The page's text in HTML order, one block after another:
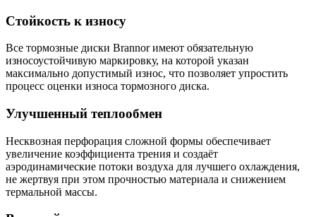
Стойкость к износу
Все тормозные диски Brannor имеют обязательную
износоустойчивую маркировку, на которой указан
максимально допустимый износ, что позволяет упростить
процесс оценки износа тормозного диска.
Улучшенный теплообмен
Несквозная перфорация сложной формы обеспечивает
увеличение коэффициента трения и создаёт
аэродинамические потоки воздуха для лучшего охлаждения,
не жертвуя при этом прочностью материала и снижением
термальной массы.